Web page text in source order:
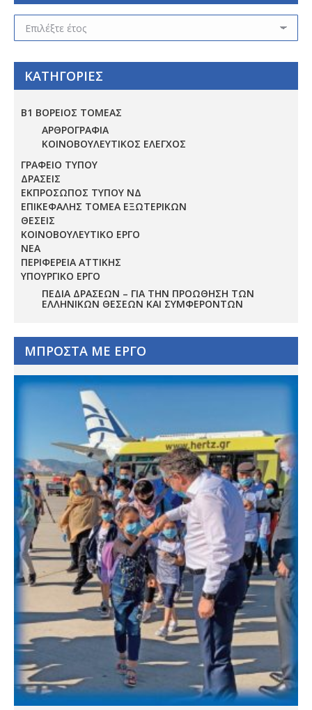
ΑΡΧΕΙΟ
ΚΑΤΗΓΟΡΙΕΣ
Β1 ΒΟΡΕΙΟΣ ΤΟΜΕΑΣ
ΑΡΘΡΟΓΡΑΦΙΑ
ΚΟΙΝΟΒΟΥΛΕΥΤΙΚΟΣ ΕΛΕΓΧΟΣ
ΓΡΑΦΕΙΟ ΤΥΠΟΥ
ΔΡΑΣΕΙΣ
ΕΚΠΡΟΣΩΠΟΣ ΤΥΠΟΥ ΝΔ
ΕΠΙΚΕΦΑΛΗΣ ΤΟΜΕΑ ΕΞΩΤΕΡΙΚΩΝ
ΘΕΣΕΙΣ
ΚΟΙΝΟΒΟΥΛΕΥΤΙΚΟ ΕΡΓΟ
ΝΕΑ
ΠΕΡΙΦΕΡΕΙΑ ΑΤΤΙΚΗΣ
ΥΠΟΥΡΓΙΚΟ ΕΡΓΟ
ΠΕΔΊΑ ΔΡΆΣΕΩΝ – ΓΙΑ ΤΗΝ ΠΡΟΏΘΗΣΗ ΤΩΝ
ΕΛΛΗΝΙΚΏΝ ΘΈΣΕΩΝ ΚΑΙ ΣΥΜΦΕΡΌΝΤΩΝ
ΜΠΡΟΣΤΑ ΜΕ ΕΡΓΟ